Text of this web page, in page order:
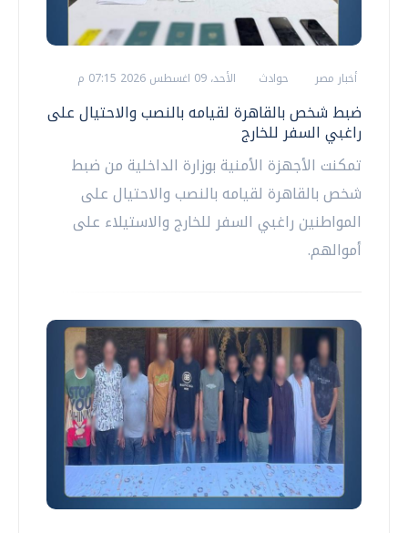
أخبار مصر حوادث الأحد، 09 اغسطس 2026 07:15 م
ضبط شخص بالقاهرة لقيامه بالنصب والاحتيال على
راغبي السفر للخارج
تمكنت الأجهزة الأمنية بوزارة الداخلية من ضبط
شخص بالقاهرة لقيامه بالنصب والاحتيال على
المواطنين راغبي السفر للخارج والاستيلاء على
أموالهم.